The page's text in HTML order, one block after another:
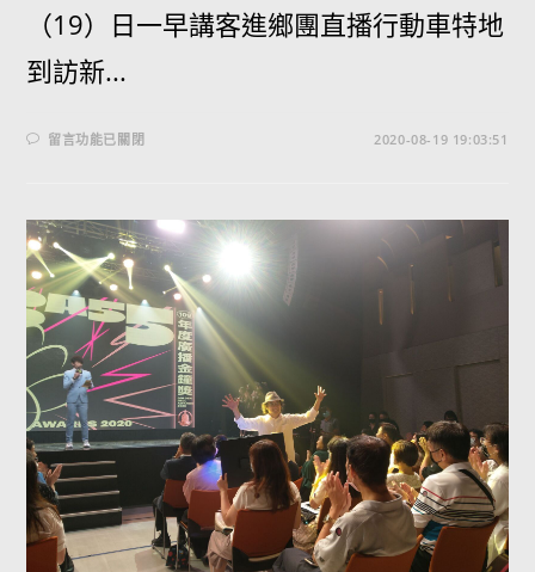
（19）日一早講客進鄉團直播行動車特地
到訪新...
留言功能已關閉 2020-08-19 19:03:51